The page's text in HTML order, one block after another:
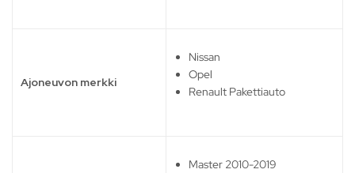
Ajoneuvon merkki
Nissan
Opel
Renault Pakettiauto
Master 2010-2019